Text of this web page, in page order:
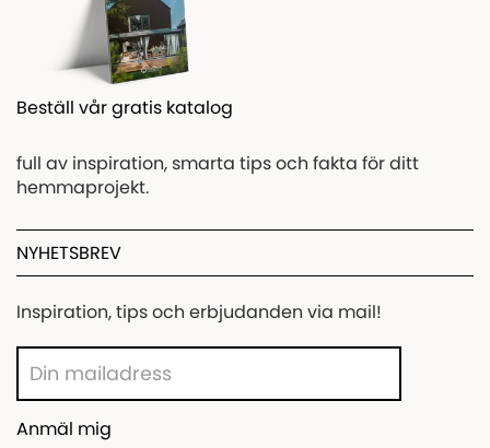
Beställ vår gratis katalog
full av inspiration, smarta tips och fakta för ditt
hemmaprojekt.
NYHETSBREV
Inspiration, tips och erbjudanden via mail!
Anmäl mig